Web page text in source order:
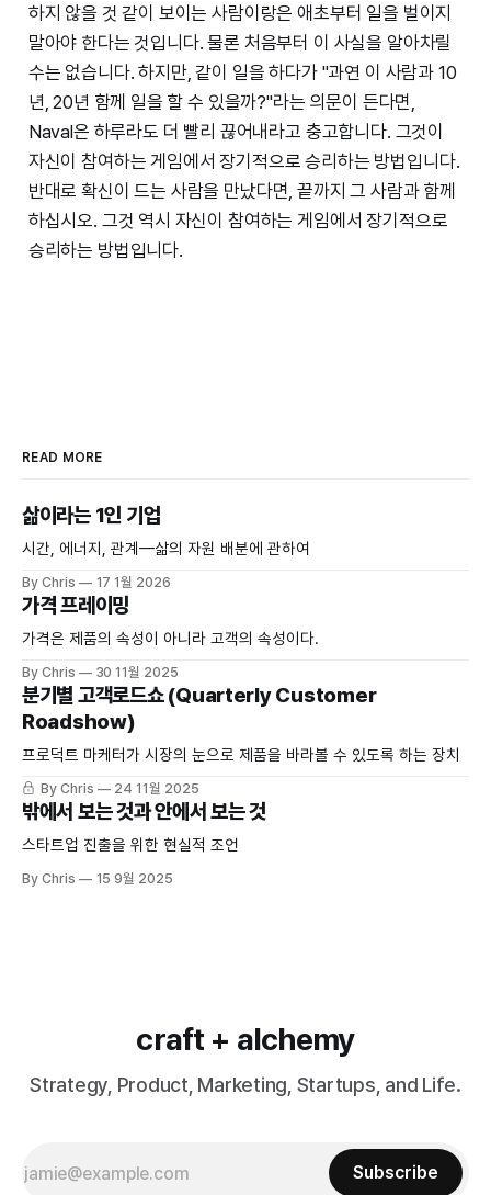
하지 않을 것 같이 보이는 사람이랑은 애초부터 일을 벌이지
말아야 한다는 것입니다. 물론 처음부터 이 사실을 알아차릴
수는 없습니다. 하지만, 같이 일을 하다가 "과연 이 사람과 10
년, 20년 함께 일을 할 수 있을까?"라는 의문이 든다면,
Naval은 하루라도 더 빨리 끊어내라고 충고합니다. 그것이
자신이 참여하는 게임에서 장기적으로 승리하는 방법입니다.
반대로 확신이 드는 사람을 만났다면, 끝까지 그 사람과 함께
하십시오. 그것 역시 자신이 참여하는 게임에서 장기적으로
승리하는 방법입니다.
READ MORE
삶이라는 1인 기업
시간, 에너지, 관계—삶의 자원 배분에 관하여
By Chris 17 1월 2026
가격 프레이밍
가격은 제품의 속성이 아니라 고객의 속성이다.
By Chris 30 11월 2025
분기별 고객로드쇼 (Quarterly Customer
Roadshow)
프로덕트 마케터가 시장의 눈으로 제품을 바라볼 수 있도록 하는 장치
By Chris 24 11월 2025
밖에서 보는 것과 안에서 보는 것
스타트업 진출을 위한 현실적 조언
By Chris 15 9월 2025
craft + alchemy
Strategy, Product, Marketing, Startups, and Life.
Subscribe